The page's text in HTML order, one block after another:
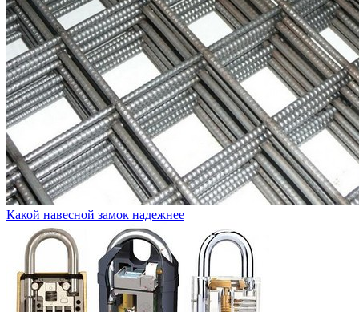
Какой навесной замок надежнее